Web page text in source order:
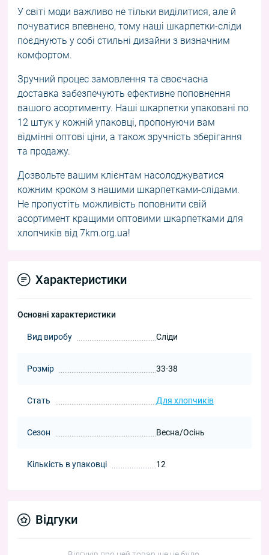
У світі моди важливо не тільки виділитися, але й
почуватися впевнено, тому наші шкарпетки-сліди
поєднують у собі стильні дизайни з визначним
комфортом.
Зручний процес замовлення та своєчасна
доставка забезпечують ефективне поповнення
вашого асортименту. Наші шкарпетки упаковані по
12 штук у кожній упаковці, пропонуючи вам
відмінні оптові ціни, а також зручність зберігання
та продажу.
Дозвольте вашим клієнтам насолоджуватися
кожним кроком з нашими шкарпетками-слідами.
Не пропустіть можливість поповнити свій
асортимент кращими оптовими шкарпетками для
хлопчиків від 7km.org.ua!
Характеристики
Основні характеристики
Вид виробу Сліди
Розмір 33-38
Стать Для хлопчиків
Сезон Весна/Осінь
Кількість в упаковці 12
Відгуки